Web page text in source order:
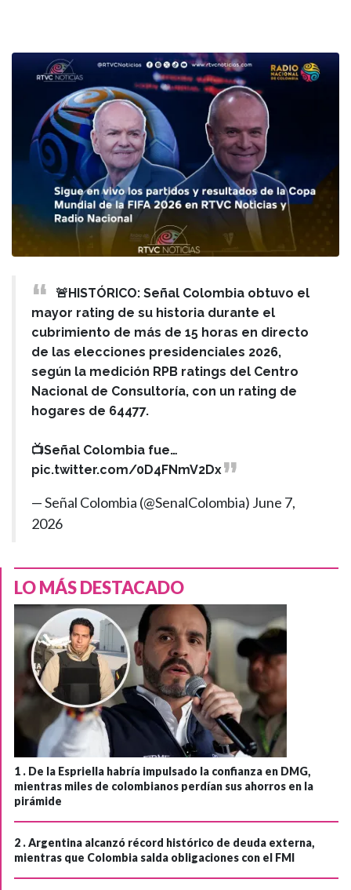
🚨HISTÓRICO: Señal Colombia obtuvo el
mayor rating de su historia durante el
cubrimiento de más de 15 horas en directo
de las elecciones presidenciales 2026,
según la medición RPB ratings del Centro
Nacional de Consultoría, con un rating de
hogares de 64477.
📺Señal Colombia fue…
pic.twitter.com/0D4FNmV2Dx
— Señal Colombia (@SenalColombia) June 7,
2026
LO MÁS DESTACADO
1 . De la Espriella habría impulsado la confianza en DMG,
mientras miles de colombianos perdían sus ahorros en la
pirámide
2 .Argentina alcanzó récord histórico de deuda externa,
mientras que Colombia salda obligaciones con el FMI